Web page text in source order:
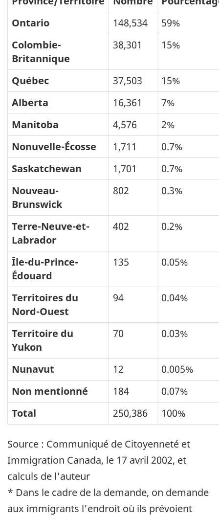
Ontario
148,534
59%
Colombie-
Britannique
38,301 15%
Québec 37,503
15%
Alberta
16,361
7%
Manitoba
4,576
2%
Nonuvelle-Écosse
1,711
0.7%
Saskatchewan
1,701
0.7%
Nouveau-
Brunswick
802 0.3%
Terre-Neuve-et-
Labrador
402 0.2%
Île-du-Prince-
Édouard
135 0.05%
Territoires du
Nord-Ouest
94 0.04%
Territoire du
Yukon
70 0.03%
Nunavut 12
0.005%
Non mentionné
184
0.07%
Total
250,386 100%
Source : Communiqué de Citoyenneté et
Immigration Canada, le 17 avril 2002, et
calculs de l'auteur
* Dans le cadre de la demande, on demande
aux immigrants l'endroit où ils prévoient